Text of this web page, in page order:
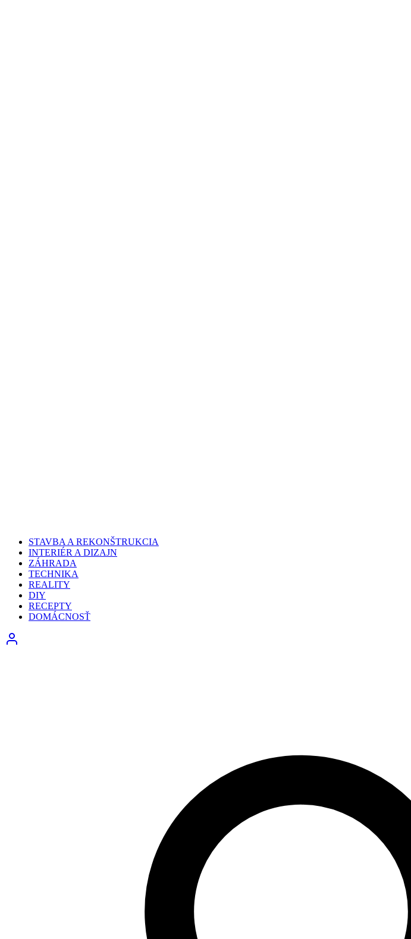
STAVBA A REKONŠTRUKCIA
INTERIÉR A DIZAJN
ZÁHRADA
TECHNIKA
REALITY
DIY
RECEPTY
DOMÁCNOSŤ